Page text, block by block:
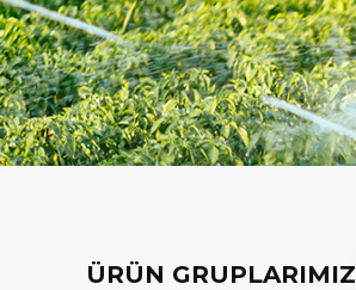
ÜRÜN GRUPLARIMIZ